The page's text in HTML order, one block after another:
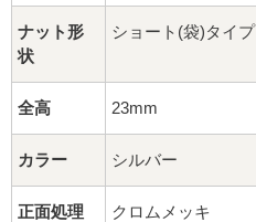
ナット形
状
ショート(袋)タイプ
全高 23mm
カラー シルバー
正面処理 クロムメッキ